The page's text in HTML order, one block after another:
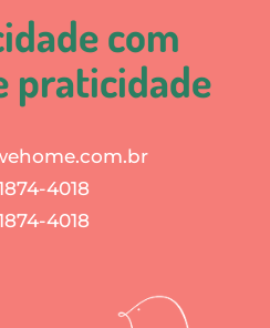
com
praticidade
4018
4018